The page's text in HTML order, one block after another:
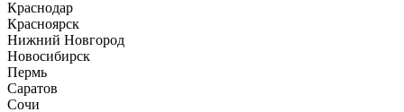
Краснодар
Красноярск
Нижний Новгород
Новосибирск
Пермь
Саратов
Сочи